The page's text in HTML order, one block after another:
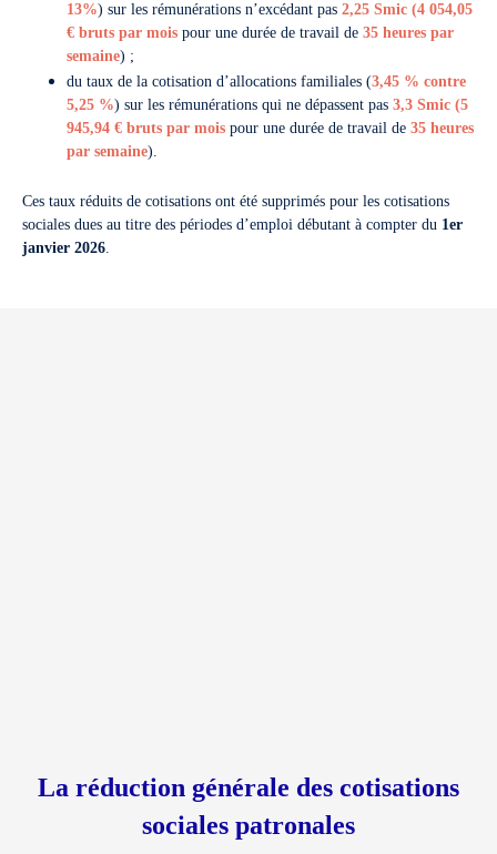
13%) sur les rémunérations n’excédant pas 2,25 Smic (4 054,05
€ bruts par mois pour une durée de travail de 35 heures par
semaine) ;
du taux de la cotisation d’allocations familiales (3,45 % contre
5,25 %) sur les rémunérations qui ne dépassent pas 3,3 Smic (5
945,94 € bruts par mois pour une durée de travail de 35 heures
par semaine).
Ces taux réduits de cotisations ont été supprimés pour les cotisations
sociales dues au titre des périodes d’emploi débutant à compter du 1er
janvier 2026.
La réduction générale des cotisations
sociales patronales